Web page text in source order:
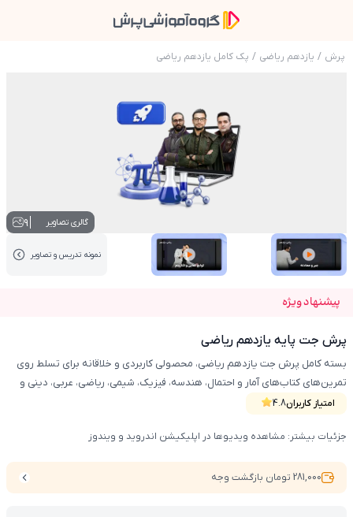
پرش / یازدهم ریاضی / پک کامل یازدهم ریاضی
پیشنهاد ویژه
گالری تصاویر 9
نمونه تدریس‌ و تصاویر
پرش جت پایه یازدهم ریاضی
امتیاز کاربران4.8
بسته کامل پرش جت یازدهم ریاضی، محصولی کاربردی و خلاقانه برای تسلط روی
تمرین‌های کتاب‌های آمار و احتمال، هندسه، فیزیک، شیمی، ریاضی، عربی، دینی و
فارسیه.
جزئیات بیشتر: مشاهده ویدیوها در اپلیکیشن اندروید و ویندوز
281,000 تومان بازگشت وجه